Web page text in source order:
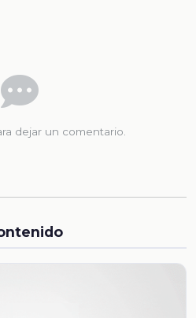
dejar un comentario.